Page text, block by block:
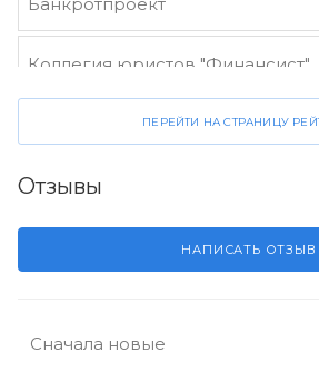
Коллегия юристов "Финансист"
ПЕРЕЙТИ НА СТРАНИЦУ
Отзывы
НАПИСАТЬ ОТЗЫВ